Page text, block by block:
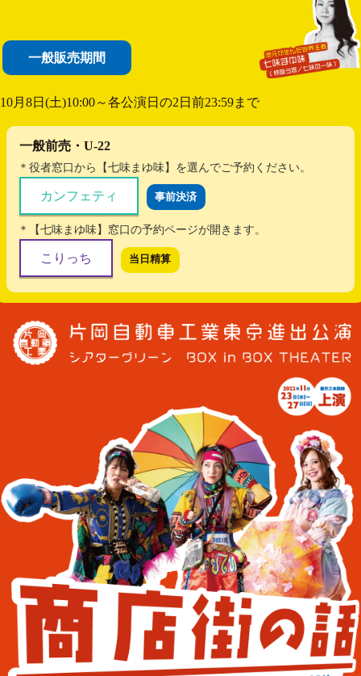
一般販売期間
10月8日(土)10:00～各公演日の2日前23:59まで
一般前売・U-22
＊役者窓口から【七味まゆ味】を選んでご予約ください。
カンフェティ 事前決済
＊【七味まゆ味】窓口の予約ページが開きます。
こりっち 当日精算